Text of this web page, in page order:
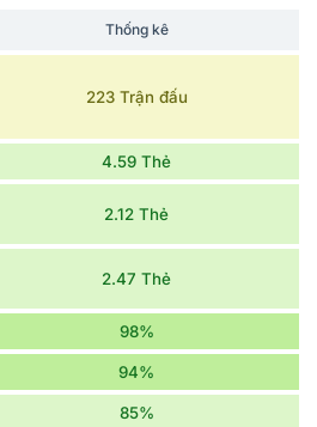
Thống kê
223 Trận đấu
4.59 Thẻ
2.12 Thẻ
2.47 Thẻ
98%
94%
85%